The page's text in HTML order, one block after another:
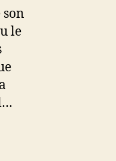
le